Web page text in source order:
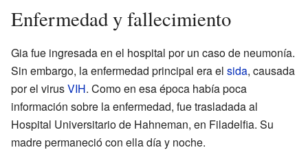
Enfermedad y fallecimiento
Gia fue ingresada en el hospital por un caso de neumonía.
Sin embargo, la enfermedad principal era el sida, causada
por el virusVIH. Como en esa época había poca
información sobre la enfermedad, fue trasladada al
Hospital Universitario de Hahneman, en Filadelfia. Su
madre permaneció con ella día y noche.